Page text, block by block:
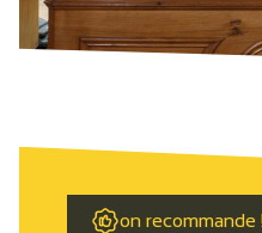
on recommande